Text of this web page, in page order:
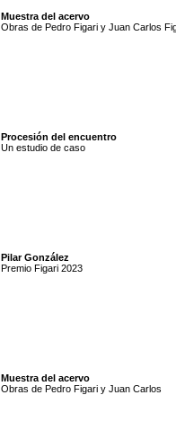
Muestra del acervo
Obras de Pedro Figari y Juan Carlos
Procesión del encuentro
Un estudio de caso
Pilar González
Premio Figari 2023
Muestra del acervo
Obras de Pedro Figari y Juan Carlos